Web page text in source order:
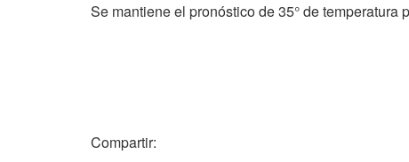
Se mantiene el pronóstico de 35° de temperatura
Compartir: